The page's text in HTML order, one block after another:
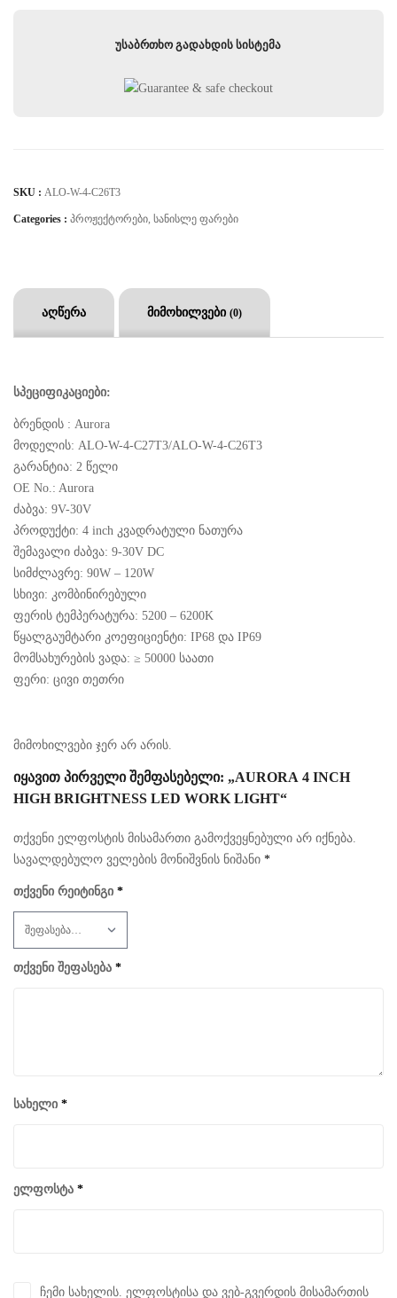
უსაბრთხო გადახდის სისტემა
SKU : ALO-W-4-C26T3
Categories : Პროჟექტორები Სანისლე Ფარები
აღწერა მიმოხილვები (0)
სპეციფიკაციები:
ბრენდის : Aurora
მოდელის: ALO-W-4-C27T3/ALO-W-4-C26T3
გარანტია: 2 წელი
OE No.: Aurora
ძაბვა: 9V-30V
პროდუქტი: 4 inch კვადრატული ნათურა
შემავალი ძაბვა: 9-30V DC
სიმძლავრე: 90W – 120W
სხივი: კომბინირებული
ფერის ტემპერატურა: 5200 – 6200K
წყალგაუმტარი კოეფიციენტი: IP68 და IP69
მომსახურების ვადა: ≥ 50000 საათი
ფერი: ცივი თეთრი
მიმოხილვები ჯერ არ არის.
ᲘᲧᲐᲕᲘᲗ ᲞᲘᲠᲕᲔᲚᲘ ᲨᲔᲛᲤᲐᲡᲔᲑᲔᲚᲘ: „AURORA 4 INCH
HIGH BRIGHTNESS LED WORK LIGHT“
თქვენი ელფოსტის მისამართი გამოქვეყნებული არ იქნება.
სავალდებულო ველების მონიშვნის ნიშანი *
თქვენი რეიტინგი *
თქვენი შეფასება *
სახელი *
ელფოსტა *
ჩემი სახელის. ელფოსტისა და ვებ-გვერდის მისამართის